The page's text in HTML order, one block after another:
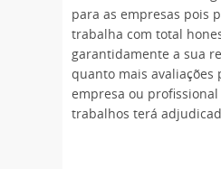
para as empresas pois
trabalha com total
garantidamente a sua
quanto mais avaliações
empresa ou
trabalhos terá